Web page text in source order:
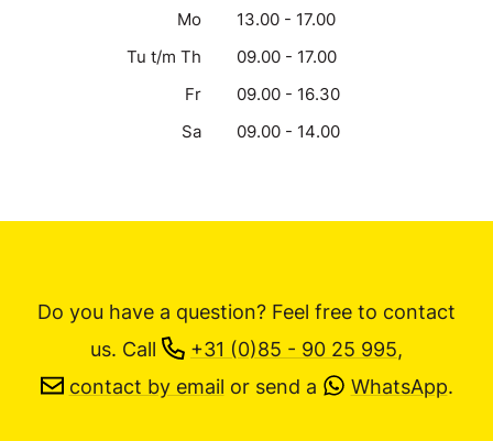
Mo
13.00 - 17.00
Tu t/m Th
09.00 - 17.00
Fr
09.00 - 16.30
Sa
09.00 - 14.00
Do you have a question? Feel free to contact
us. Call +31 (0)85 - 90 25 995,
contact by email or send a WhatsApp.